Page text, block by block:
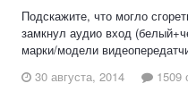
Подскажите, что могло
замкнул аудио вход
марки/модели
30 августа, 2014
1509